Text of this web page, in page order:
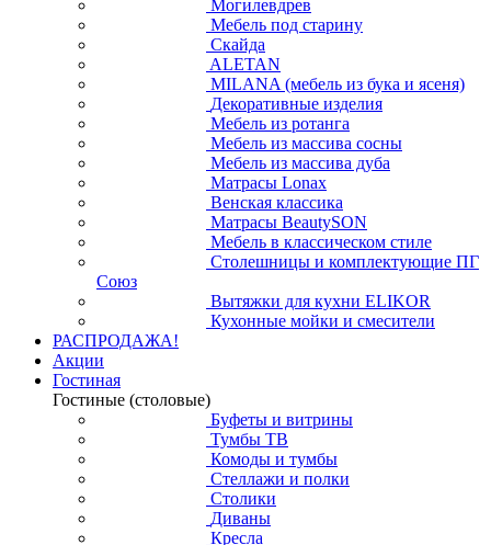
Могилевдрев
Мебель под старину
Скайда
ALETAN
MILANA (мебель из бука и ясеня)
Декоративные изделия
Мебель из ротанга
Мебель из массива сосны
Мебель из массива дуба
Матрасы Lonax
Венская классика
Матрасы BeautySON
Мебель в классическом стиле
Столешницы и комплектующие ПГ
Союз
Вытяжки для кухни ELIKOR
Кухонные мойки и смесители
РАСПРОДАЖА!
Акции
Гостиная
Гостиные (столовые)
Буфеты и витрины
Тумбы ТВ
Комоды и тумбы
Стеллажи и полки
Столики
Диваны
Кресла